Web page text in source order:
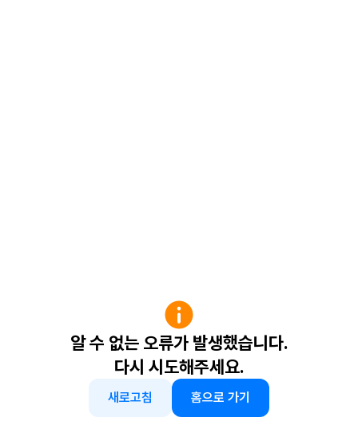
알 수 없는 오류가 발생했습니다.
다시 시도해주세요.
새로고침 홈으로 가기